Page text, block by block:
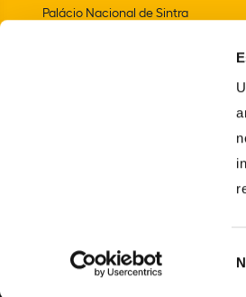
Palácio Nacional de Sintra
Chalet e Jardim da Condessa d'Edla
© 2024 PARQUES DE SINTRA – MONTE